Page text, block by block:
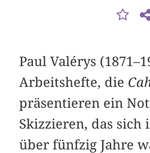
Paul Valérys
Arbeitshefte, die
präsentieren ein
Skizzieren, das sich
über fünfzig Jahre